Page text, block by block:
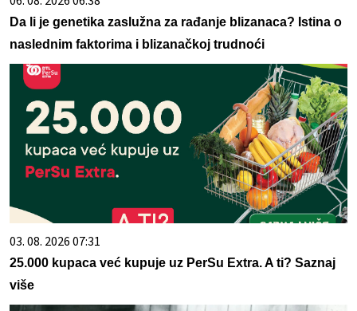
Da li je genetika zaslužna za rađanje blizanaca? Istina o
naslednim faktorima i blizanačkoj trudnoći
03. 08. 2026 07:31
25.000 kupaca već kupuje uz PerSu Extra. A ti? Saznaj
više